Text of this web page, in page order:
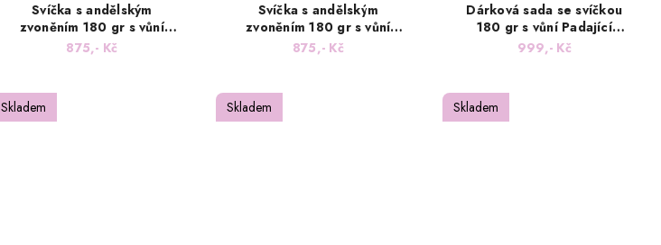
Svíčka s andělským
zvoněním 180 gr s vůní
Padající hvězda
875,- Kč
Svíčka s andělským
zvoněním 180 gr s vůní
pomeranče se skořicí
875,- Kč
Dárková sada se svíčkou
180 gr s vůní Padající
hvězda a výkladové karty -
999,- Kč
Skladem Skladem Skladem